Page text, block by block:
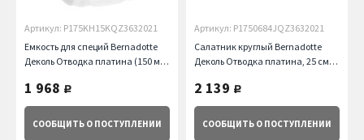
Артикул: P175KH15KQZ3632021
Емкость для специй Bernadotte
Деколь Отводка платина (150 мл)
1 968 руб.
СООБЩИТЬ О ПОСТУПЛЕНИИ
Артикул: P1750684JQZ3632021
Салатник круглый Bernadotte
Деколь Отводка платина, 25 см
2 139 руб.
СООБЩИТЬ О ПОСТУПЛЕНИИ